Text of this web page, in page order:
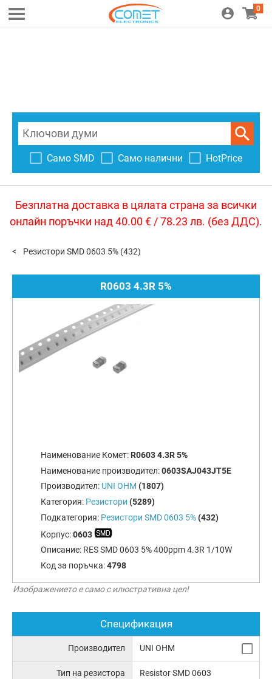
0
Само SMD Само налични HotPrice
Безплатна доставка в цялата страна за всички
онлайн поръчки над 40.00 € / 78.23 лв. (без ДДС).
Резистори SMD 0603 5% (432)
R0603 4.3R 5%
Наименование Комет: R0603 4.3R 5%
Наименование производител:0603SAJ043JT5E
Производител: UNI OHM (1807)
Категория: Резистори (5289)
Подкатегория: Резистори SMD 0603 5% (432)
Корпус:0603
Описание: RES SMD 0603 5% 400ppm 4.3R 1/10W
Код за поръчка:4798
Изображението е само с илюстративна цел!
Спецификация
Производител UNI OHM
Тип на резистора Resistor SMD 0603